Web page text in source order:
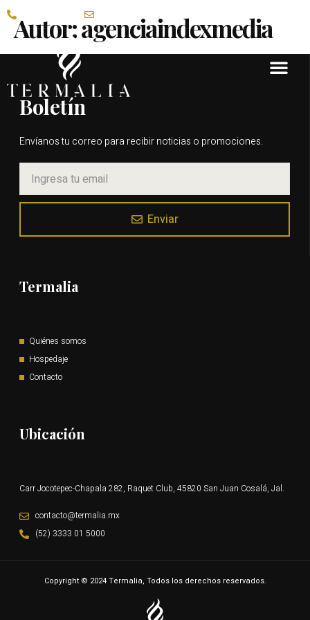
Autor:agenciaindexmedia
Boletín
Envíanos tu correo para recibir noticias o promociones.
Enviar
Termalia
Quiénes somos
Hospedaje
Contacto
Ubicación
Carr Jocotepec-Chapala 282, Raquet Club, 45820 San Juan Cosalá, Jal.
contacto@termalia.mx
(52) 3333 01 5000
Copyright © 2024 Termalia, Todos los derechos reservados.